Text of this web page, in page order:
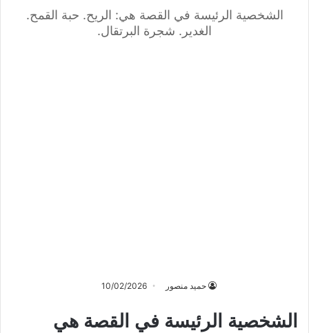
الشخصية الرئيسة في القصة هي: الريح. حبة القمح.
الغدير. شجرة البرتقال.
حميد منصور 10/02/2026
الشخصية الرئيسة في القصة هي